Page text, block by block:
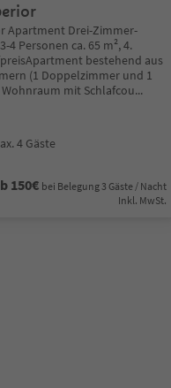
Apartment Drei-Zimmer-
4 Personen ca. 65 m², 4.
bestehend aus
(1 Doppelzimmer und 1
mit Schlafcou...
4 Gäste
150€ bei Belegung 3 Gäste / Nacht
Inkl. MwSt.